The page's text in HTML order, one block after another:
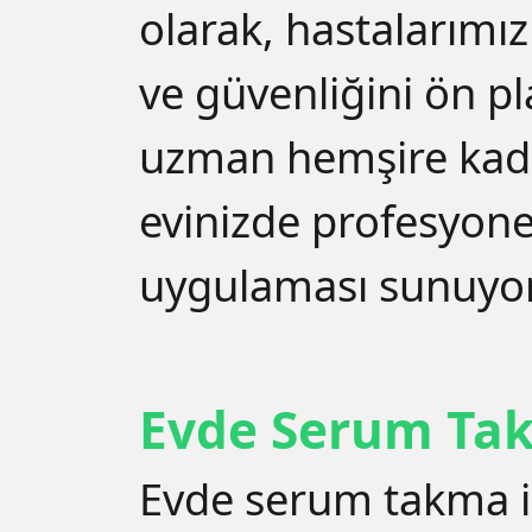
olarak,
ve güvenliğini ön
uzman hemşire
evinizde
uygulaması
Evde Serum
Evde serum takma